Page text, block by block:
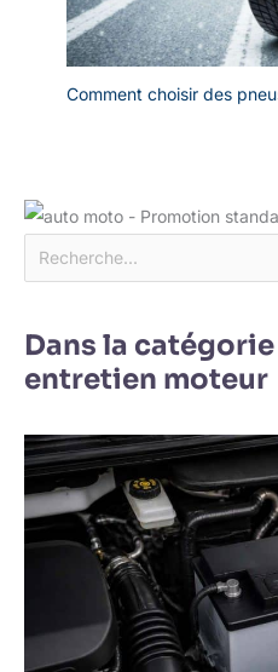
Comment choisir des
Dans la
entretien moteur